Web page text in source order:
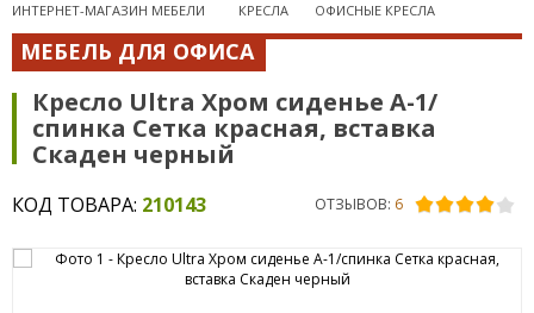
ИНТЕРНЕТ-МАГАЗИН МЕБЕЛИ КРЕСЛА ОФИСНЫЕ КРЕСЛА
МЕБЕЛЬ ДЛЯ ОФИСА
Кресло Ultra Хром сиденье А-1/
спинка Сетка красная, вставка
Скаден черный
КОД ТОВАРА: 210143 ОТЗЫВОВ: 6